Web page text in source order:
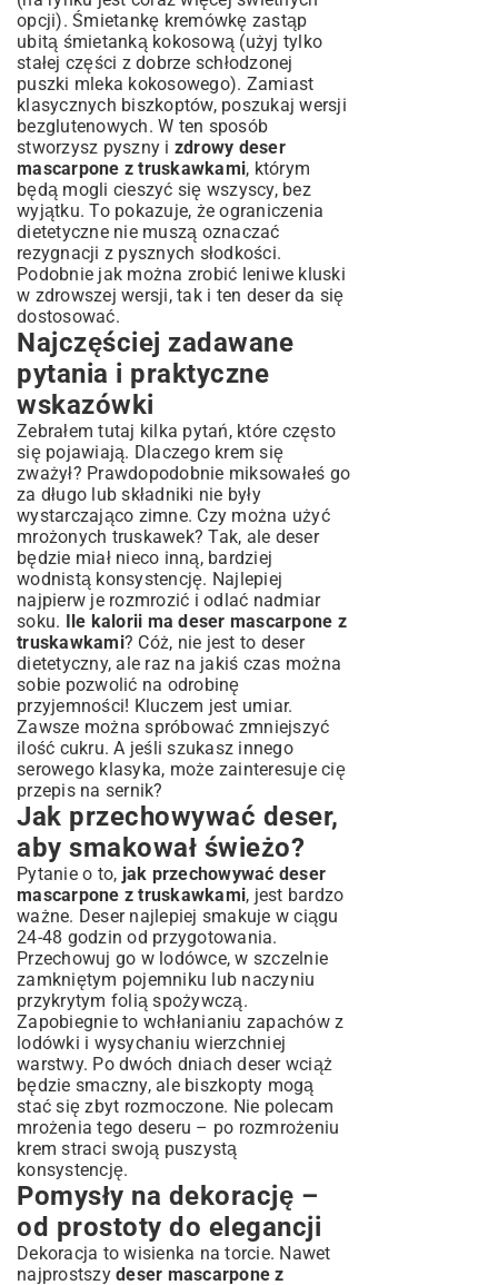
opcji). Śmietankę kremówkę zastąp
ubitą śmietanką kokosową (użyj tylko
stałej części z dobrze schłodzonej
puszki mleka kokosowego). Zamiast
klasycznych biszkoptów, poszukaj wersji
bezglutenowych. W ten sposób
stworzysz pyszny i zdrowy deser
mascarpone z truskawkami, którym
będą mogli cieszyć się wszyscy, bez
wyjątku. To pokazuje, że ograniczenia
dietetyczne nie muszą oznaczać
rezygnacji z pysznych słodkości.
Podobnie jak można zrobić leniwe kluski
w zdrowszej wersji, tak i ten deser da się
dostosować.
Najczęściej zadawane
pytania i praktyczne
wskazówki
Zebrałem tutaj kilka pytań, które często
się pojawiają. Dlaczego krem się
zważył? Prawdopodobnie miksowałeś go
za długo lub składniki nie były
wystarczająco zimne. Czy można użyć
mrożonych truskawek? Tak, ale deser
będzie miał nieco inną, bardziej
wodnistą konsystencję. Najlepiej
najpierw je rozmrozić i odlać nadmiar
soku. Ile kalorii ma deser mascarpone z
truskawkami? Cóż, nie jest to deser
dietetyczny, ale raz na jakiś czas można
sobie pozwolić na odrobinę
przyjemności! Kluczem jest umiar.
Zawsze można spróbować zmniejszyć
ilość cukru. A jeśli szukasz innego
serowego klasyka, może zainteresuje cię
przepis na sernik?
Jak przechowywać deser,
aby smakował świeżo?
Pytanie o to, jak przechowywać deser
mascarpone z truskawkami, jest bardzo
ważne. Deser najlepiej smakuje w ciągu
24-48 godzin od przygotowania.
Przechowuj go w lodówce, w szczelnie
zamkniętym pojemniku lub naczyniu
przykrytym folią spożywczą.
Zapobiegnie to wchłanianiu zapachów z
lodówki i wysychaniu wierzchniej
warstwy. Po dwóch dniach deser wciąż
będzie smaczny, ale biszkopty mogą
stać się zbyt rozmoczone. Nie polecam
mrożenia tego deseru – po rozmrożeniu
krem straci swoją puszystą
konsystencję.
Pomysły na dekorację –
od prostoty do elegancji
Dekoracja to wisienka na torcie. Nawet
najprostszy deser mascarpone z